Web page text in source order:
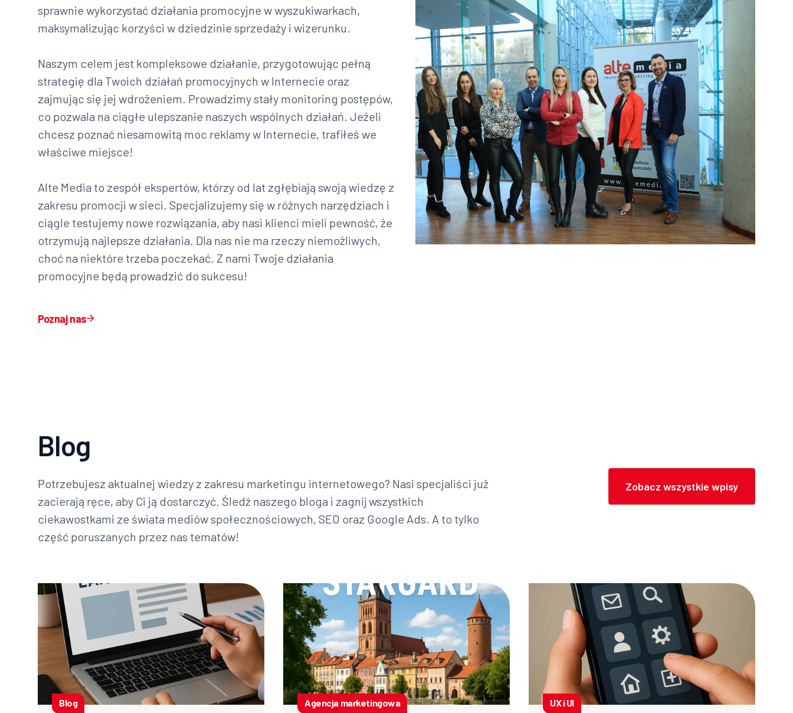
sprawnie wykorzystać działania promocyjne w wyszukiwarkach,
maksymalizując korzyści w dziedzinie sprzedaży i wizerunku.
Naszym celem jest kompleksowe działanie, przygotowując pełną
strategię dla Twoich działań promocyjnych w Internecie oraz
zajmując się jej wdrożeniem. Prowadzimy stały monitoring postępów,
co pozwala na ciągłe ulepszanie naszych wspólnych działań. Jeżeli
chcesz poznać niesamowitą moc reklamy w Internecie, trafiłeś we
właściwe miejsce!
Alte Media to zespół ekspertów, którzy od lat zgłębiają swoją wiedzę z
zakresu promocji w sieci. Specjalizujemy się w różnych narzędziach i
ciągle testujemy nowe rozwiązania, aby nasi klienci mieli pewność, że
otrzymują najlepsze działania. Dla nas nie ma rzeczy niemożliwych,
choć na niektóre trzeba poczekać. Z nami Twoje działania
promocyjne będą prowadzić do sukcesu!
Poznaj nas
Blog
Potrzebujesz aktualnej wiedzy z zakresu marketingu internetowego? Nasi specjaliści już
zacierają ręce, aby Ci ją dostarczyć. Śledź naszego bloga i zagnij wszystkich
ciekawostkami ze świata mediów społecznościowych, SEO oraz Google Ads. A to tylko
część poruszanych przez nas tematów!
Zobacz wszystkie wpisy
Blog Agencja marketingowa UX i UI